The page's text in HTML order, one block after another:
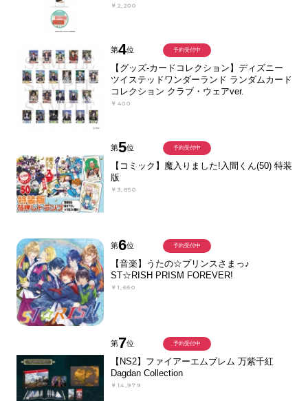
￥2,200
第4位
【グッズ-カードコレクション】ディズニー
ツイステッドワンダーランド ランダムカード
コレクション クラブ・ウェアver.
￥400
予約受付中
第5位
【コミック】魔入りました!入間くん(50) 特装
版
￥3,850
予約受付中
第6位
【音楽】うたの☆プリンスさまっ♪
ST☆RISH PRISM FOREVER!
￥1,650
予約受付中
第7位
【NS2】ファイアーエムブレム 万紫千紅
Dagdan Collection
￥14,979
予約受付中